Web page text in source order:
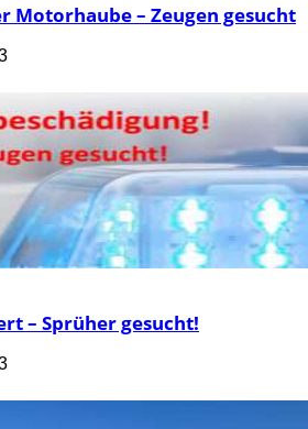
Motorhaube – Zeugen gesucht
– Sprüher gesucht!